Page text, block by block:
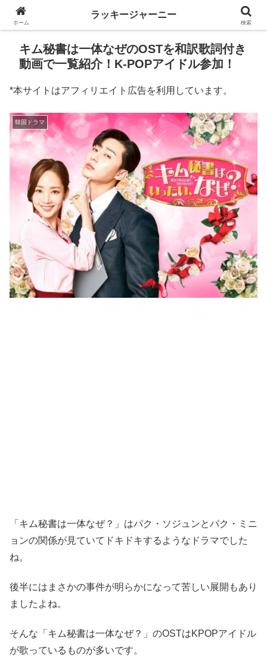
キム秘書は一体なぜのOSTを和訳歌詞付き
動画で一覧紹介！K-POPアイドル参加！
*本サイトはアフィリエイト広告を利用しています。
韓国ドラマ
「キム秘書は一体なぜ？」はパク・ソジュンとパク・ミニ
ョンの関係が見ていてドキドキするようなドラマでした
ね。
後半にはまさかの事件が明らかになって苦しい展開もあり
ましたよね。
そんな「キム秘書は一体なぜ？」のOSTはKPOPアイドル
が歌っているものが多いです。
ホーム
ラッキージャーニー
検索